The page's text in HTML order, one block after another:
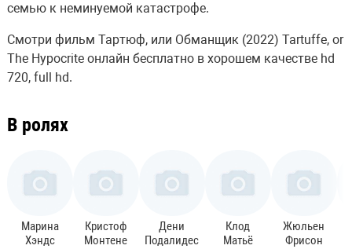
семью к неминуемой катастрофе.
Смотри фильм Тартюф, или Обманщик (2022) Tartuffe, or
The Hypocrite онлайн бесплатно в хорошем качестве hd
720, full hd.
В ролях
Марина
Хэндс
Кристоф
Монтене
Дени
Подалидес
Клод
Матьё
Жюльен
Фрисон